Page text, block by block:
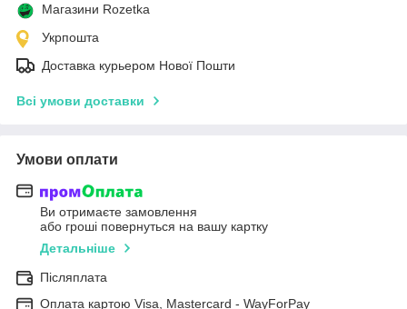
Магазини Rozetka
Укрпошта
Доставка курьером Нової Пошти
Всі умови доставки
Умови оплати
Ви отримаєте замовлення
або гроші повернуться на вашу картку
Детальніше
Післяплата
Оплата картою Visa, Mastercard - WayForPay